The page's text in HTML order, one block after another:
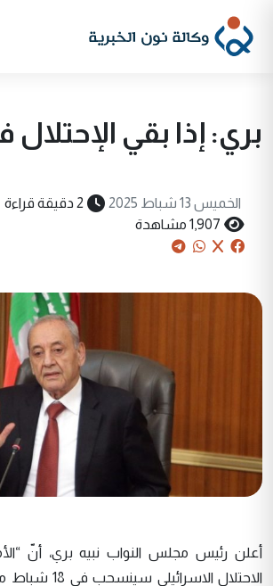
بري: إذا بقي الإحتلال
الخميس 13 شباط 2025 2 دقيقة قراءة
1,907 مشاهدة
أعلن رئيس مجلس النواب نبيه بري، أنّ
الاحتلال